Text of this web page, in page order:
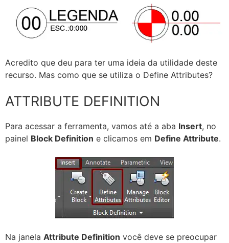
Acredito que deu para ter uma ideia da utilidade deste
recurso. Mas como que se utiliza o Define Attributes?
ATTRIBUTE DEFINITION
Para acessar a ferramenta, vamos até a aba Insert, no
painel Block Definition e clicamos em Define Attribute.
Na janela Attribute Definition você deve se preocupar